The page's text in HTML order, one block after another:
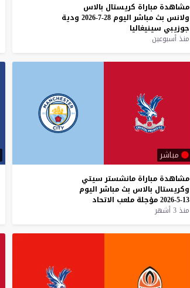
مشاهدة مباراة كريستال بالاس
ولانس بث مباشر اليوم 28-7-2026
ودية
جوزيبي سينيغاليا
منذ أسبوعين
مباشر
مشاهدة مباراة مانشستر سيتي
وكريستال بالاس بث مباشر اليوم
13-5-2026
مؤجلة ملعب الاتحاد
منذ 3 أشهر